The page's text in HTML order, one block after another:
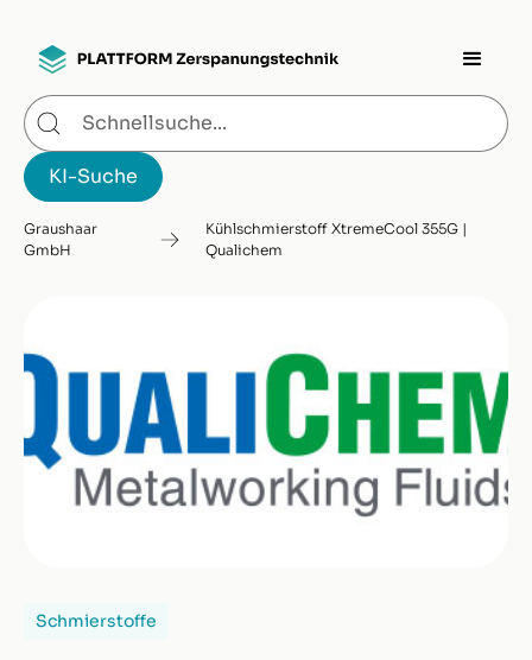
Graushaar
GmbH
Kühlschmierstoff XtremeCool 355G |
Qualichem
Schmierstoffe